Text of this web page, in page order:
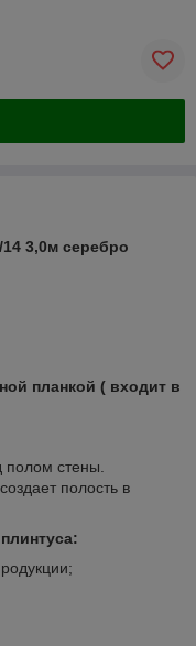
3,0м серебро
планкой ( входит в
стены.
полость в